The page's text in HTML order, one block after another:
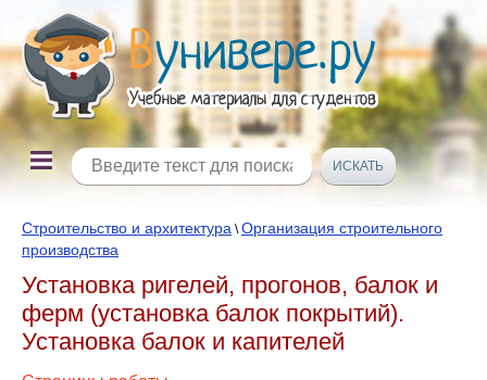
Строительство и архитектура \Организация строительного
производства
Установка ригелей, прогонов, балок и
ферм (установка балок покрытий).
Установка балок и капителей